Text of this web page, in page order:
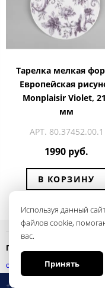
Тарелка мелкая
Европейская
Monplaisir Violet,
мм
АРТ. 80.37452.00.1
1990 руб.
В КОРЗИНУ
Используя данный
файлов cookie,
вас.
Принять
+7 495 697 28 62
Политика
смотреть